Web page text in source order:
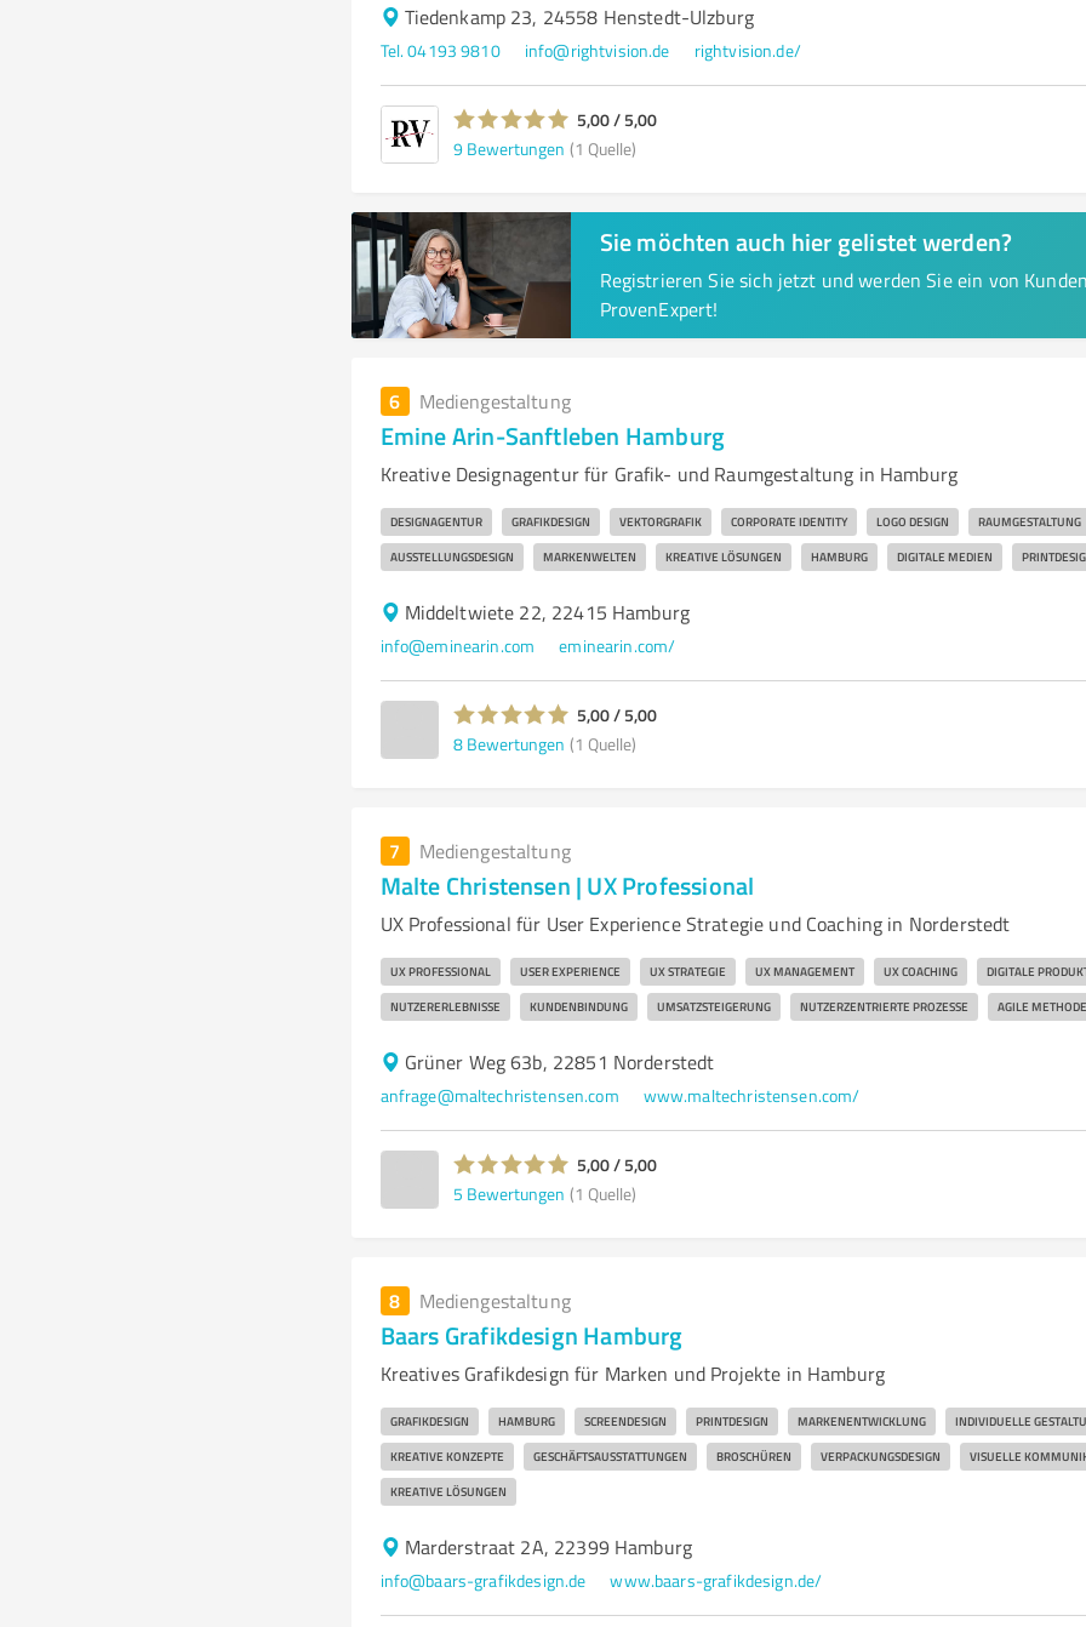
Tiedenkamp 23, 24558 Henstedt-Ulzburg
Tel. 04193 9810 info@rightvision.de rightvision.de/
5,00 / 5,00
9 Bewertungen (1 Quelle)
Sie möchten auch hier gelistet werden?
Registrieren Sie sich jetzt und werden Sie ein von
ProvenExpert!
6 Mediengestaltung
Emine Arin-Sanftleben Hamburg
Kreative Designagentur für Grafik- und Raumgestaltung in Hamburg
DESIGNAGENTUR GRAFIKDESIGN VEKTORGRAFIK CORPORATE IDENTITY LOGO DESIGN RAUMGESTALTUNG
AUSSTELLUNGSDESIGN MARKENWELTEN KREATIVE LÖSUNGEN HAMBURG DIGITALE MEDIEN
Middeltwiete 22, 22415 Hamburg
info@eminearin.com eminearin.com/
5,00 / 5,00
8 Bewertungen (1 Quelle)
7 Mediengestaltung
Malte Christensen | UX Professional
UX Professional für User Experience Strategie und Coaching in Norderstedt
UX PROFESSIONAL USER EXPERIENCE UX STRATEGIE UX MANAGEMENT UX COACHING DIGITALE
NUTZERERLEBNISSE KUNDENBINDUNG UMSATZSTEIGERUNG NUTZERZENTRIERTE PROZESSE AGILE
Grüner Weg 63b, 22851 Norderstedt
anfrage@maltechristensen.com www.maltechristensen.com/
5,00 / 5,00
5 Bewertungen (1 Quelle)
8 Mediengestaltung
Baars Grafikdesign Hamburg
Kreatives Grafikdesign für Marken und Projekte in Hamburg
GRAFIKDESIGN HAMBURG SCREENDESIGN PRINTDESIGN MARKENENTWICKLUNG INDIVIDUELLE
KREATIVE KONZEPTE GESCHÄFTSAUSSTATTUNGEN BROSCHÜREN VERPACKUNGSDESIGN VISUELLE
KREATIVE LÖSUNGEN
Marderstraat 2A, 22399 Hamburg
info@baars-grafikdesign.de www.baars-grafikdesign.de/